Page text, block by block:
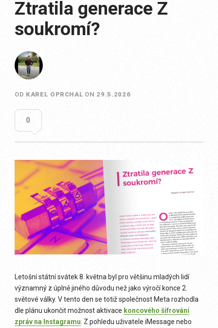
Ztratila generace Z
soukromí?
OD KAREL OPRCHAL ON 29.5.2026
0
Letošní státní svátek 8. května byl pro většinu mladých lidí
významný z úplně jiného důvodu než jako výročí konce 2.
světové války. V tento den se totiž společnost Meta rozhodla
dle plánu ukončit možnost aktivace koncového šifrování
zpráv na Instagramu . Z pohledu uživatele iMessage nebo